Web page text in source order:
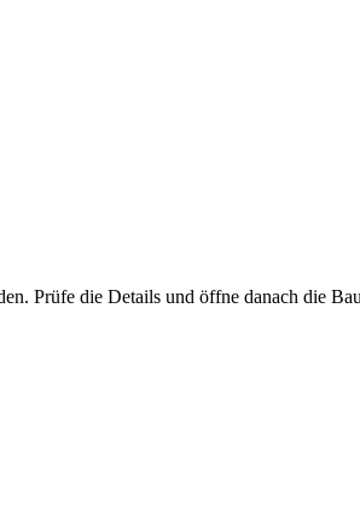
Prüfe die Details und öffne danach die